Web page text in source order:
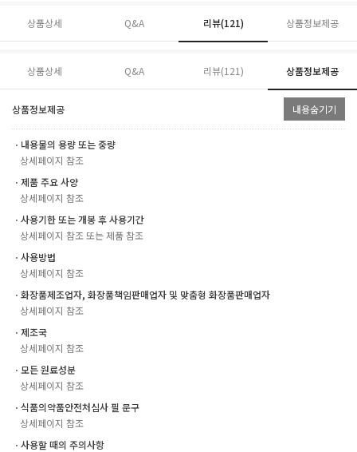
상품상세 Q&A 리뷰(121) 상품정보제공
상품상세 Q&A 리뷰(121) 상품정보제공
상품정보제공 내용숨기기
ㆍ내용물의 용량 또는 중량
상세페이지 참조
ㆍ제품 주요 사양
상세페이지 참조
ㆍ사용기한 또는 개봉 후 사용기간
상세페이지 참조 또는 제품 참조
ㆍ사용방법
상세페이지 참조
ㆍ화장품제조업자, 화장품책임판매업자 및 맞춤형 화장품판매업자
상세페이지 참조
ㆍ제조국
상세페이지 참조
ㆍ모든 원료성분
상세페이지 참조
ㆍ식품의약품안전처심사 필 문구
상세페이지 참조
ㆍ사용할 때의 주의사항